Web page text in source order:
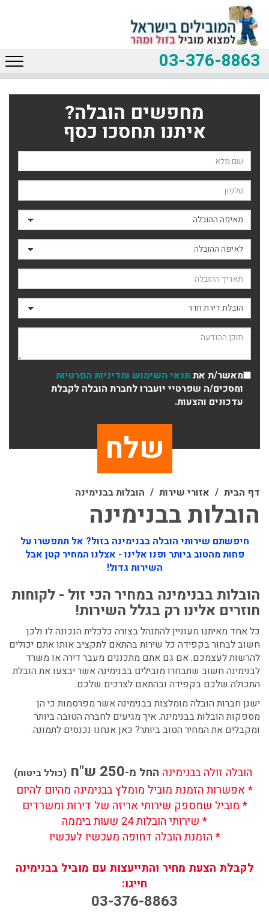
03-376-8863
מחפשים הובלה?
איתנו תחסכו כסף
שם השולח
טלפון
מאיפה ההובלה
לאיפה ההובלה
תאריך ההובלה
סוג ההובלה
תוכן ההודעה
מאשר/ת אתתנאי השימוש ומדיניות הפרטיות
ומסכים/ה שפרטיי יועברו לחברת הובלה לקבלת
עדכונים והצעות.
דף הבית אזורי שירות הובלות בבנימינה
הובלות בבנימינה
חיפשתם שירותי הובלה בבנימינה בזול? אל תתפשרו על
פחות מהטוב ביותר ופנו אלינו - אצלנו המחיר קטן אבל
השירות גדול!
הובלות בבנימינה במחיר הכי זול - לקוחות
חוזרים אלינו רק בגלל השירות!
כל אחד מאיתנו מעוניין להתנהל בצורה כלכלית הנכונה לו ולכן
חשוב לבחור בקפידה כל שירות בהתאם לתקציב אותו אתם יכולים
להרשות לעצמכם. אם גם אתם מתכננים מעבר דירה או משרד
לבנימינה חשוב שתבחרו מובילים בבנימינה אשר יבצעו את הובלת
התכולה שלכם בקפידה ובהתאם לצרכים שלכם.
ישנן חברות הובלה מומלצות בבנימינה אשר מפרסמות כי הן
מספקות הובלות בבנימינה. איך מגיעים לחברה הטובה ביותר
ומקבלים את המחיר הטוב ביותר? כאן אנחנו נכנסים לתמונה.
הובלה זולה בבנימינה החל מ-250 ש"ח (כולל ביטוח)
* אפשרות הזמנת מוביל מומלץ בבנימינה מהיום להיום
* מוביל שמספק שירותי אריזה של דירות ומשרדים
* שירותי הובלות 24 שעות ביממה
* הזמנת הובלה דחופה מעכשיו לעכשיו
לקבלת הצעת מחיר והתייעצות עם מוביל בבנימינה
חייגו:
03-376-8863